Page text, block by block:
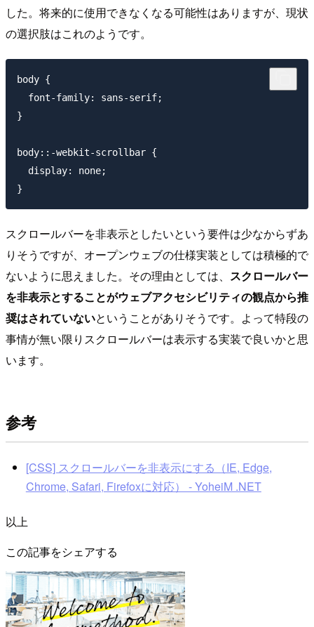
した。将来的に使用できなくなる可能性はありますが、現状
の選択肢はこれのようです。
body {
  font-family: sans-serif;
}
body::-webkit-scrollbar {
  display: none;
スクロールバーを非表示としたいという要件は少なからずあ
りそうですが、オープンウェブの仕様実装としては積極的で
ないように思えました。その理由としては、 スクロールバー
を非表示とすることがウェブアクセシビリティの観点から推
奨はされていないということがありそうです。よって特段の
事情が無い限りスクロールバーは表示する実装で良いかと思
います。
参考
[CSS] スクロールバーを非表示にする（IE, Edge,
Chrome, Safari, Firefoxに対応） - YoheiM .NET
以上
この記事をシェアする